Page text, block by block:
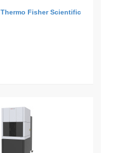
Thermo Fisher Scientific